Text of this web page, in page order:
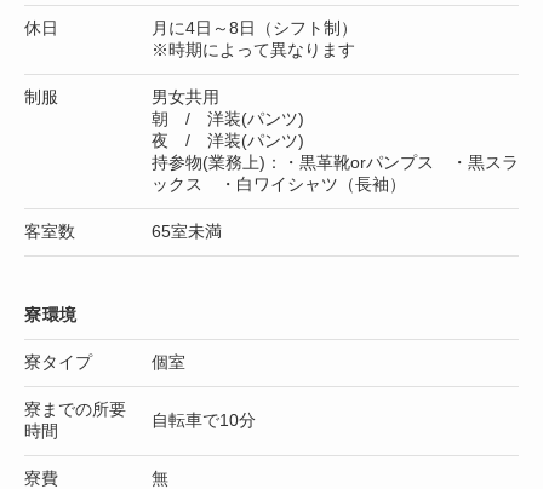
休日
月に4日～8日（シフト制）
※時期によって異なります
制服
男女共用
朝 / 洋装(パンツ)
夜 / 洋装(パンツ)
持参物(業務上)：・黒革靴orパンプス ・黒スラ
ックス ・白ワイシャツ（長袖）
客室数 65室未満
寮環境
寮タイプ 個室
寮までの所要
時間
自転車で10分
寮費 無